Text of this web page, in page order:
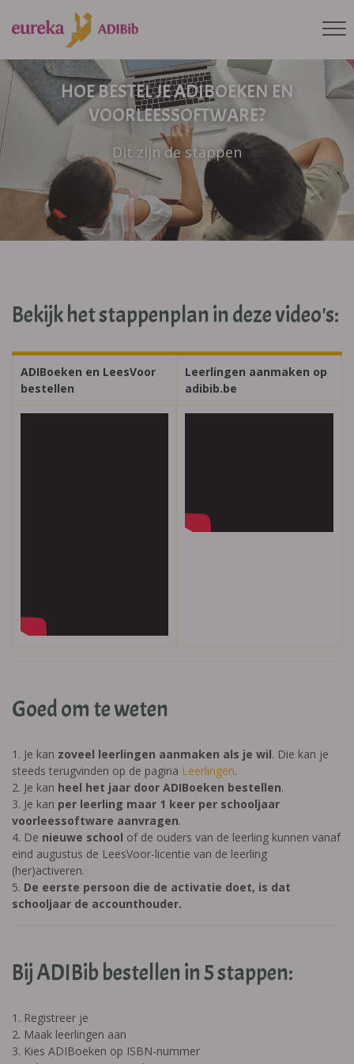
HOE BESTEL JE ADIBOEKEN EN
VOORLEESSOFTWARE?
Dit zijn de stappen
Bekijk het stappenplan in deze video's:
ADIBoeken en LeesVoor
bestellen
Leerlingen aanmaken op
adibib.be
Goed om te weten
1. Je kan zoveel leerlingen aanmaken als je wil. Die kan je
steeds terugvinden op de pagina Leerlingen.
2. Je kan heel het jaar door ADIBoeken bestellen.
3. Je kan per leerling maar 1 keer per schooljaar
voorleessoftware aanvragen.
4. De nieuwe school of de ouders van de leerling kunnen vanaf
eind augustus de LeesVoor-licentie van de leerling
(her)activeren.
5. De eerste persoon die de activatie doet, is dat
schooljaar de accounthouder.
Bij ADIBib bestellen in 5 stappen:
1. Registreer je
2. Maak leerlingen aan
3. Kies ADIBoeken op ISBN-nummer